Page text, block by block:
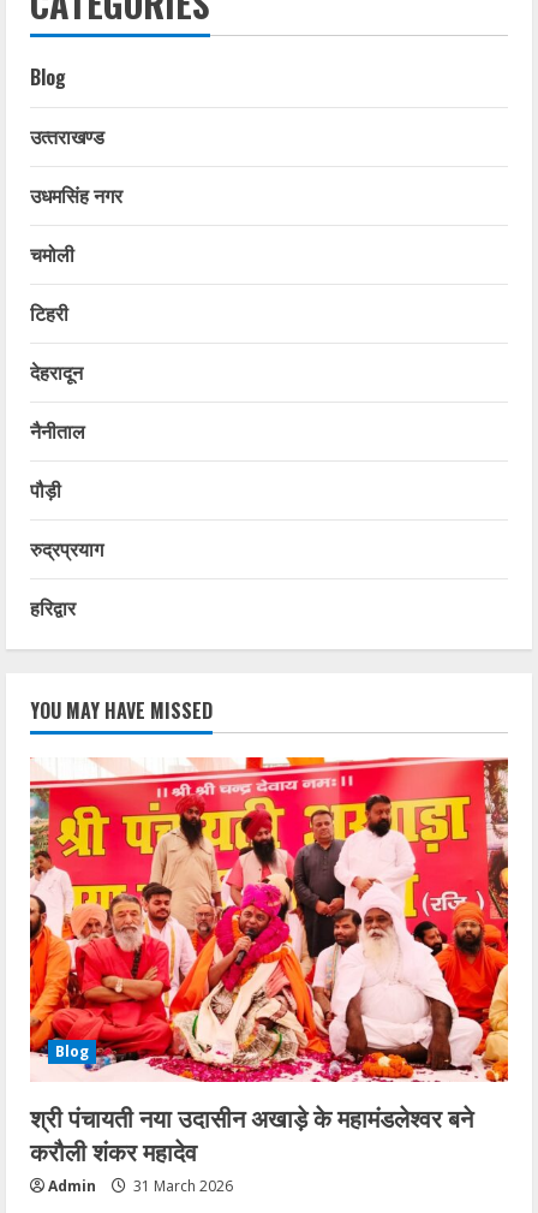
Blog
उत्‍तराखण्‍ड
उधमसिंह नगर
चमोली
टिहरी
देहरादून
नैनीताल
पौड़ी
रुद्रप्रयाग
हरिद्वार
YOU MAY HAVE MISSED
Blog
श्री पंचायती नया उदासीन अखाड़े के महामंडलेश्वर बने
करौली शंकर महादेव
Admin 31 March 2026